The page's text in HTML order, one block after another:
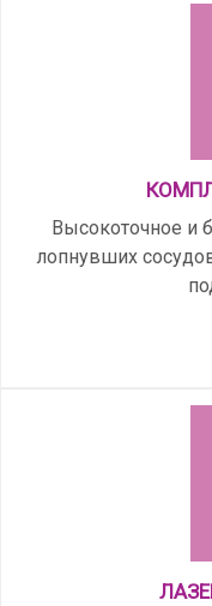
Высокоточное и
лопнувших